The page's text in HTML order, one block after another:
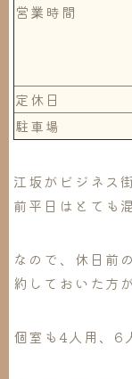
営業時間
定休日
駐車場
江坂がビジネス
前平日はとても
なので、休日前
約しておいた方
個室も4人用、6